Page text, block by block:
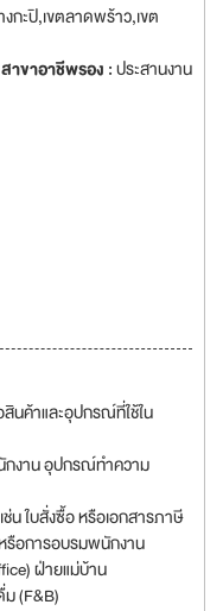
กะปิ,เขตลาดพร้าว,เขต
สาขาอาชีพรอง :ประสานงาน
ค้าและอุปกรณ์ที่ใช้ใน
กงาน อุปกรณ์ทำความ
น ใบสั่งซื้อ หรือเอกสารภาษี
รือการอบรมพนักงาน
ฝ่ายแม่บ้าน
(F&B)